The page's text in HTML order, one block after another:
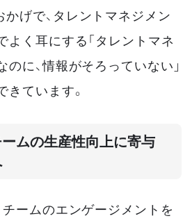
かげで、タレントマネジメン
よく耳にする「タレントマネ
に、情報がそろっていない」
ています。
ムの生産性向上に寄与
ームのエンゲージメントを